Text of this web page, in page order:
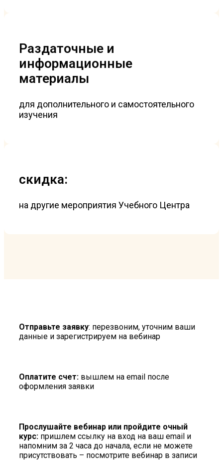
Раздаточные и
информационные
материалы
для дополнительного и самостоятельного
изучения
скидка:
на другие мероприятия Учебного Центра
Отправьте заявку: перезвоним, уточним ваши
данные и зарегистрируем на вебинар
Оплатите счет: вышлем на email после
оформления заявки
Прослушайте вебинар или пройдите очный
курс: пришлем ссылку на вход на ваш email и
напомним за 2 часа до начала, если не можете
присутствовать – посмотрите вебинар в записи